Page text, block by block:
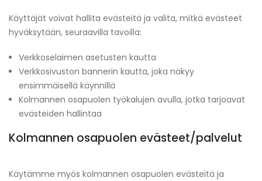
Käyttäjät voivat hallita evästeitä ja valita, mitkä evästeet
hyväksytään, seuraavilla tavoilla:
Verkkoselaimen asetusten kautta
Verkkosivuston bannerin kautta, joka näkyy
ensimmäisellä käynnillä
Kolmannen osapuolen työkalujen avulla, jotka tarjoavat
evästeiden hallintaa
Kolmannen osapuolen evästeet/palvelut
Käytämme myös kolmannen osapuolen evästeitä ja